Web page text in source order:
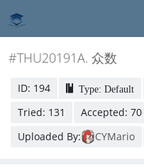
#THU20191A. 众数
ID: 194 Type: Default
Tried: 131 Accepted: 70
Uploaded By:
CYMario